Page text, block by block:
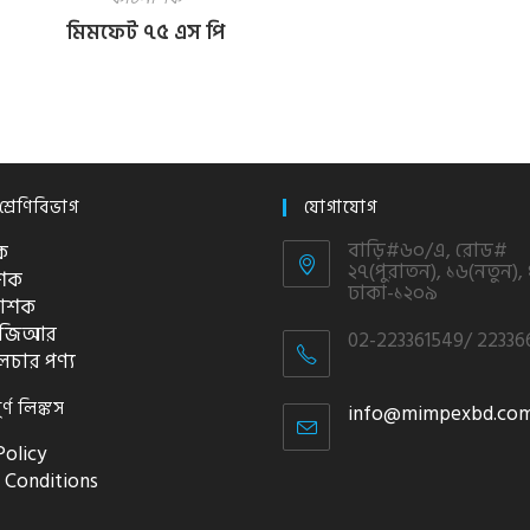
মিমফেট ৭৫ এস পি
পণ্য
লিঙ্কস
যোগাযোগ
বাড়ি#৬০/এ, রোড#
২৭(পুরাতন), ১৬(নতুন),
ঢাকা-১২০৯
02-223361549/